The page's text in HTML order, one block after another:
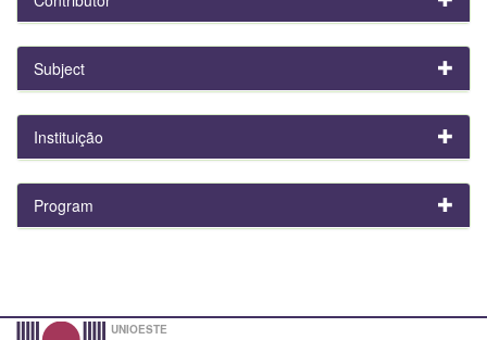
Subject
Instituição
Program
UNIOESTE